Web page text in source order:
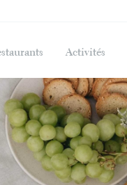
Activités